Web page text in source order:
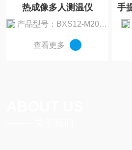
热成像多人测温仪
产品型号：BXS12-M209029
查看更多